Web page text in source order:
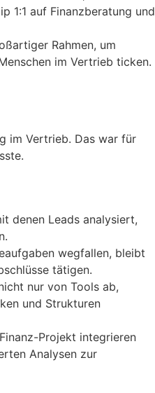
1:1 auf Finanzberatung und
Rahmen, um
im Vertrieb ticken.
im Vertrieb. Das war für
denen Leads analysiert,
wegfallen, bleibt
tätigen.
nur von Tools ab,
und Strukturen
Projekt integrieren
Analysen zur